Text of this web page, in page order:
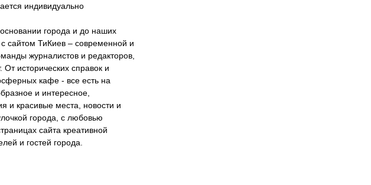
индивидуально
города и до наших
сайтом ТиКиев – современной и
журналистов и редакторов,
исторических справок и
кафе - все есть на
и интересное,
и красивые места, новости и
города, с любовью
сайта креативной
и гостей города.